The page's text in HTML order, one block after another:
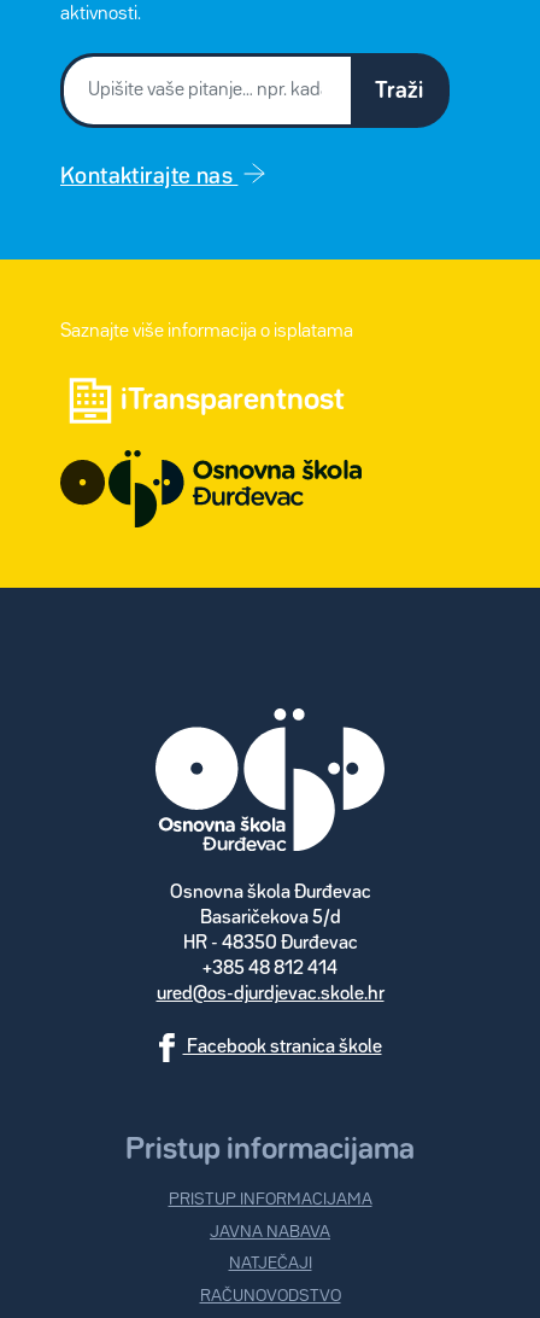
aktivnosti.
Traži
Kontaktirajte nas
Saznajte više informacija o isplatama
iTransparentnost
Osnovna škola Đurđevac
Basaričekova 5/d
HR - 48350 Đurđevac
+385 48 812 414
ured@os-djurdjevac.skole.hr
Facebook stranica škole
Pristup informacijama
PRISTUP INFORMACIJAMA
JAVNA NABAVA
NATJEČAJI
RAČUNOVODSTVO